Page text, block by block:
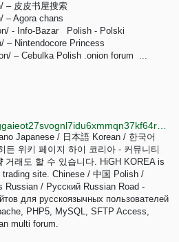
– 皮皮书屋搜索
– Agora chans
- Info-Bazar Polish - Polski
– Nintendocore Princess
– Cebulka Polish .onion forum ...
Japanese / 日本語 Korean / 한국어
든 위키 페이지 하이 코리아 - 커뮤니티
거래도 할 수 있습니다. HiGH KOREA is
site. Chinese / 中国 Polish /
Russian / Русский Russian Road -
для русскоязычных пользователей
PHP5, MySQL, SFTP Access,
multi forum.